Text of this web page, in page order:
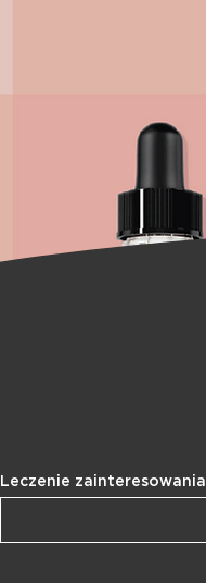
Leczenie zainteresowania